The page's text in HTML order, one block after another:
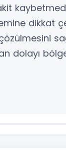
dikkat
dolayı